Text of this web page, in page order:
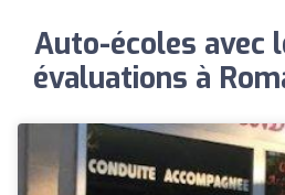
Auto-écoles avec
évaluations à